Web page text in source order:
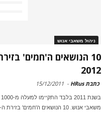
ניהול משאבי אנוש
2012
כתבת HRus -
15/12/2011
משאבי אנוש. 10 הנושאים ה'חמים' בזירת ה-HR לשנים 2011 2012 הינם...